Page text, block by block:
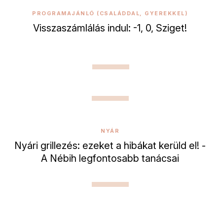
PROGRAMAJÁNLÓ (CSALÁDDAL, GYEREKKEL)
Visszaszámlálás indul: -1, 0, Sziget!
NYÁR
Nyári grillezés: ezeket a hibákat kerüld el! -
A Nébih legfontosabb tanácsai